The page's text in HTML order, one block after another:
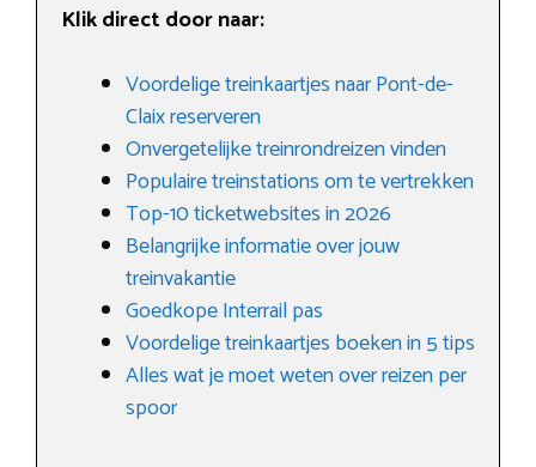
Klik direct door naar:
Voordelige treinkaartjes naar Pont-de-
Claix reserveren
Onvergetelijke treinrondreizen vinden
Populaire treinstations om te vertrekken
Top-10 ticketwebsites in 2026
Belangrijke informatie over jouw
treinvakantie
Goedkope Interrail pas
Voordelige treinkaartjes boeken in 5 tips
Alles wat je moet weten over reizen per
spoor